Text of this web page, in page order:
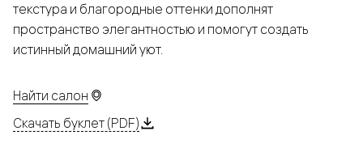
текстура и благородные оттенки дополнят
пространство элегантностью и помогут создать
истинный домашний уют.
Найти салон
Скачать буклет (PDF)